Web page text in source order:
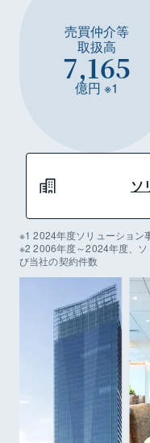
売買仲介等
取扱高
7,165
億円 ※1
ソ
※1 2024年度ソリューション
※2 2006年度～2024年度、
び当社の契約件数